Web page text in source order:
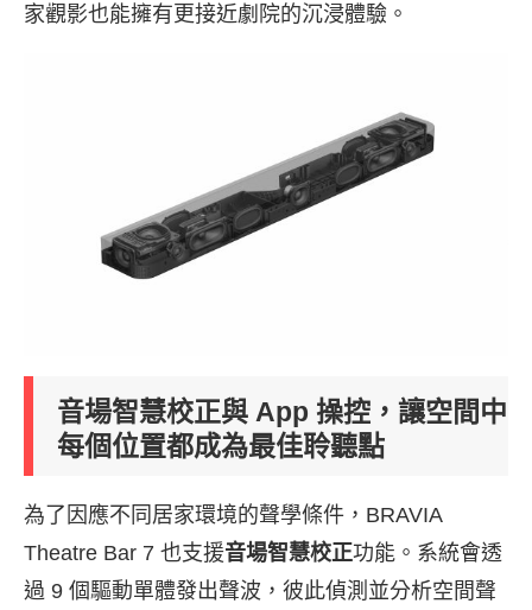
家觀影也能擁有更接近劇院的沉浸體驗。
音場智慧校正與 App 操控，讓空間中
每個位置都成為最佳聆聽點
為了因應不同居家環境的聲學條件，BRAVIA
Theatre Bar 7 也支援音場智慧校正功能。系統會透
過 9 個驅動單體發出聲波，彼此偵測並分析空間聲